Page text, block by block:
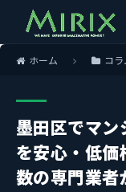
ホーム コラ
墨田区でマ
を安心・低価
数の専門業者